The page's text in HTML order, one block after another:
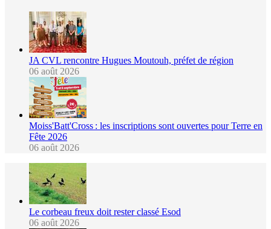
JA CVL rencontre Hugues Moutouh, préfet de région
06 août 2026
Moiss'Batt'Cross : les inscriptions sont ouvertes pour Terre en
Fête 2026
06 août 2026
Le corbeau freux doit rester classé Esod
06 août 2026